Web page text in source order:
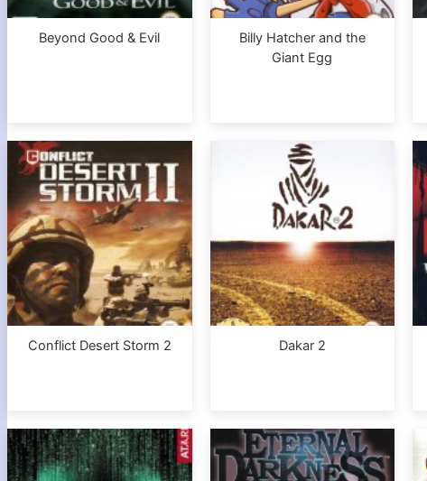
Beyond Good & Evil
Billy Hatcher and the
Giant Egg
Conflict Desert Storm 2 Dakar 2